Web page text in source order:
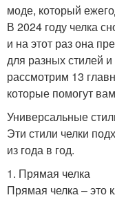
моде, который
В 2024 году челка
и на этот раз она
для разных стилей
рассмотрим 13
которые помогут
Универсальные
Эти стили челки
из года в год.
1. Прямая челка
Прямая челка – это